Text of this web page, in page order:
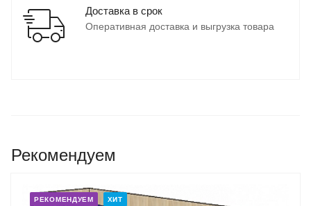
Доставка в срок
Оперативная доставка и выгрузка товара
Рекомендуем
РЕКОМЕНДУЕМ ХИТ